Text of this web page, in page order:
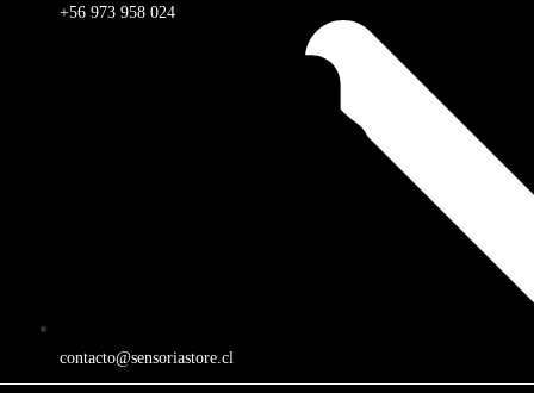
+56 973 958 024
contacto@sensoriastore.cl